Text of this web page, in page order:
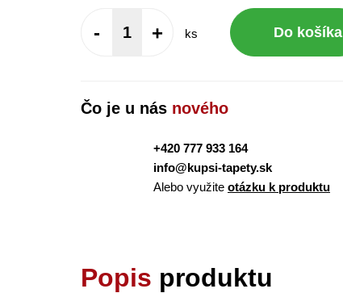
- + ks Do košíka
Čo je u nás nového
+420 777 933 164
info@kupsi-tapety.sk
Alebo využite otázku k produktu
Popis produktu